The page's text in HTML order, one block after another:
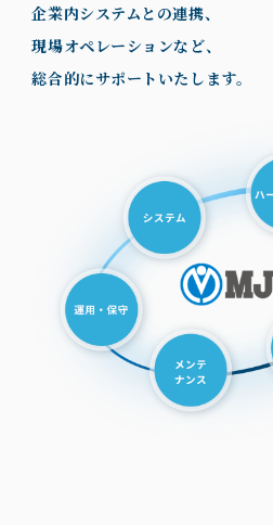
企業内システムとの連携、
現場オペレーションなど、
総合的にサポートいたします。